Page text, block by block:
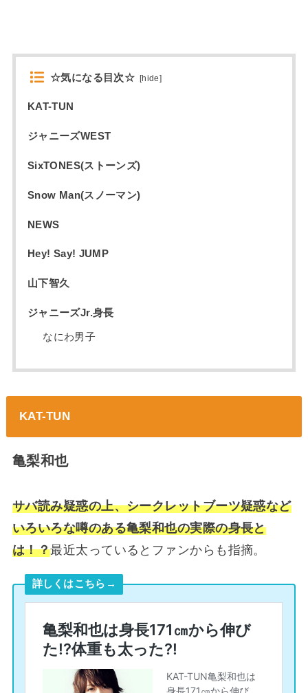
☆気になる目次☆ [hide]
KAT-TUN
ジャニーズWEST
SixTONES(ストーンズ)
Snow Man(スノーマン)
NEWS
Hey! Say! JUMP
山下智久
ジャニーズJr.身長
なにわ男子
KAT-TUN
亀梨和也
サバ読み疑惑の上、シークレットブーツ疑惑など
いろいろな噂のある亀梨和也の実際の身長と
は！？最近太っているとファンからも指摘。
詳しくはこちら→